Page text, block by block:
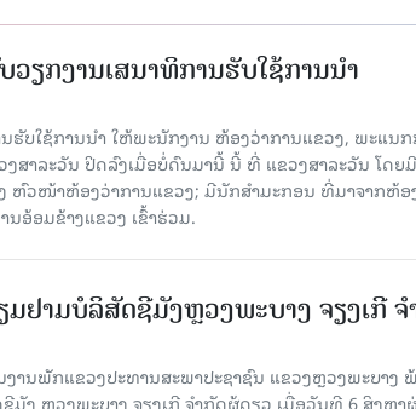
ຽກງານເສນາທິການຮັບໃຊ້ການນໍາ
ຮັບໃຊ້ການນໍາ ໃຫ້ພະນັກງານ ຫ້ອງວ່າການແຂວງ, ພະແນ
ງສາລະວັນ ປິດລົງເມື່ອ​ບໍ່​ດົນ​ມາ​ນີ້ ນີ້ ທີ່ ແຂວງສາລະວັນ ໂດຍ​
ຫົວໜ້າຫ້ອງວ່າການແຂວງ; ມີນັກສຳມະກອນ ທີ່ມາຈາກຫ້ອ
ອ້ອມຂ້າງແຂວງ ເຂົ້າຮ່ວມ.
ຢາມບໍ​ລິ​ສັດຊີມັງຫຼວງພະບາງ ຈຽງເກີ
ງານ​ພັກແຂວງປະທານສະພາປະຊາຊົນ ແຂວງຫຼວງພະບາງ
ມັງ ຫຼວງພະບາງ ຈຽງເກີ ຈໍາກັດຜູ້ດຽວ ເມື່ອ​ວັນ​ທີ 6 ສິງ​ຫາ​